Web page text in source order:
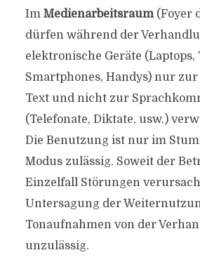
Im Medienarbeitsraum (Foyer
dürfen während der
elektronische Geräte (Laptops,
Smartphones, Handys) nur zur
Text und nicht zur
(Telefonate, Diktate, usw.)
Die Benutzung ist nur im
Modus zulässig. Soweit der
Einzelfall Störungen
Untersagung der
Tonaufnahmen von der
unzulässig.